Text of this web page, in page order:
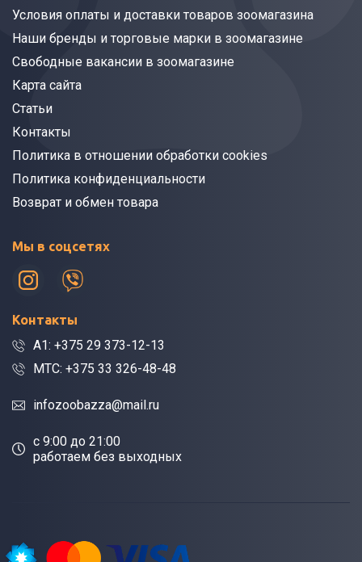
Условия оплаты и доставки товаров зоомагазина
Наши бренды и торговые марки в зоомагазине
Свободные вакансии в зоомагазине
Карта сайта
Статьи
Контакты
Политика в отношении обработки cookies
Политика конфиденциальности
Возврат и обмен товара
Мы в соцсетях
Контакты
A1: +375 29 373-12-13
МТС: +375 33 326-48-48
infozoobazza@mail.ru
c 9:00 до 21:00
работаем без выходных